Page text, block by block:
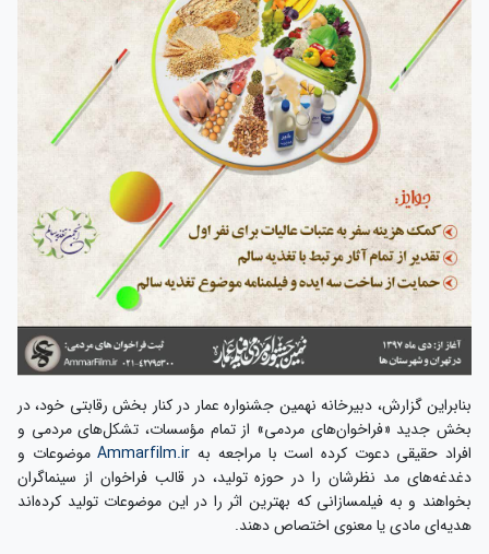
بنابراین گزارش، دبیرخانه نهمین جشنواره عمار در کنار بخش رقابتی خود، در
بخش جدید «فراخوان‌های مردمی» از تمام مؤسسات، تشکل‌های مردمی و
افراد حقیقی دعوت کرده است با مراجعه به Ammarfilm.irموضوعات و
دغدغه‌های مد نظرشان را در حوزه تولید، در قالب فراخوان‌ از سینماگران
بخواهند و به فیلمسازانی که بهترین اثر را در این موضوعات تولید کرده‌اند
هدیه‌ای مادی یا معنوی اختصاص دهند.